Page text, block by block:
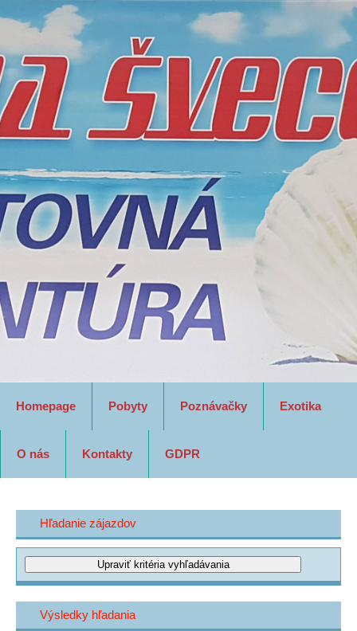
Homepage Pobyty Poznávačky Exotika
O nás Kontakty GDPR
Hľadanie zájazdov
Výsledky hľadania